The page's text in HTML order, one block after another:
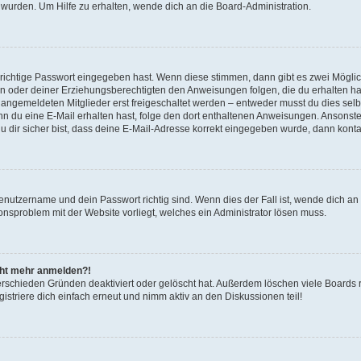
Um Hilfe zu erhalten, wende dich an die Board-Administration.
Passwort eingegeben hast. Wenn diese stimmen, dann gibt es zwei
oder deiner Erziehungsberechtigten den Anweisungen folgen, die du erhalten
Mitglieder erst freigeschaltet werden – entweder musst du dies
du eine E-Mail erhalten hast, folge den dort enthaltenen Anweisungen.
dir sicher bist, dass deine E-Mail-Adresse korrekt eingegeben wurde, dann
und dein Passwort richtig sind. Wenn dies der Fall ist, wende dich
mit der Website vorliegt, welches ein Administrator lösen muss.
mehr anmelden?!
Gründen deaktiviert oder gelöscht hat. Außerdem löschen viele
dich einfach erneut und nimm aktiv an den Diskussionen teil!